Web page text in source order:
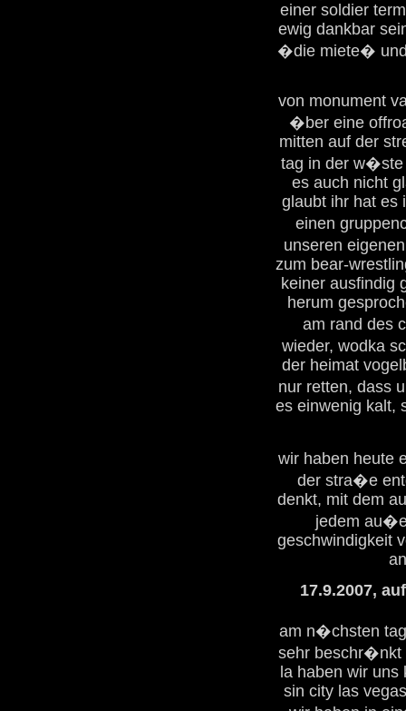
einer soldier
ewig dankbar
�die miete�
von monument
�ber eine
mitten auf der
tag in der w�ste
es auch nicht
glaubt ihr hat es
einen
unseren
zum bear-
keiner ausfindig
herum
am rand des
wieder, wodka
der heimat
nur retten, dass
es einwenig kalt,
wir haben heute
der stra�e
denkt, mit dem
jedem
geschwindigkeit
17.9.2007,
am n�chsten
sehr beschr�nkt
la haben wir uns
sin city las